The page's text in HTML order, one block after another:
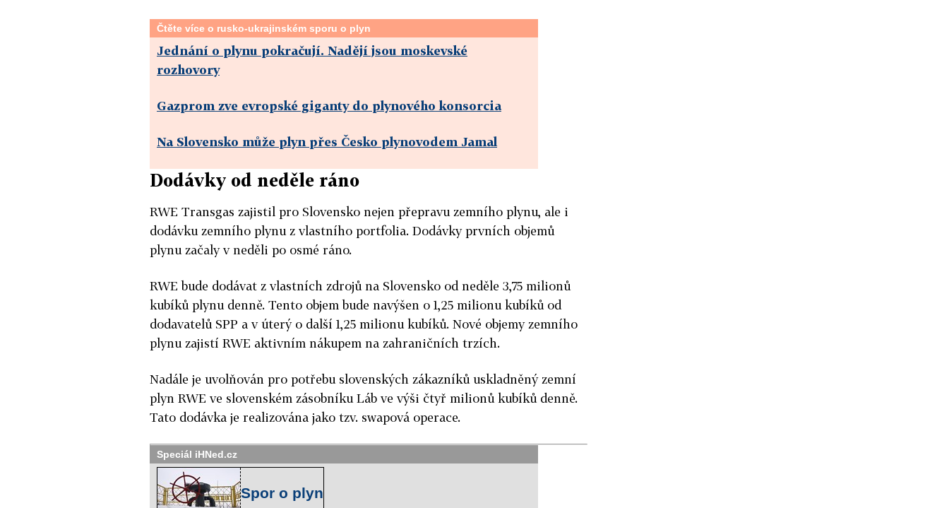
Čtěte více o rusko-ukrajinském sporu o plyn
Jednání o plynu pokračují. Nadějí jsou moskevské
rozhovory
Gazprom zve evropské giganty do plynového konsorcia
Na Slovensko může plyn přes Česko plynovodem Jamal
Dodávky od neděle ráno
RWE Transgas zajistil pro Slovensko nejen přepravu zemního plynu, ale i
dodávku zemního plynu z vlastního portfolia. Dodávky prvních objemů
plynu začaly v neděli po osmé ráno.
RWE bude dodávat z vlastních zdrojů na Slovensko od neděle 3,75 milionů
kubíků plynu denně. Tento objem bude navýšen o 1,25 milionu kubíků od
dodavatelů SPP a v úterý o další 1,25 milionu kubíků. Nové objemy zemního
plynu zajistí RWE aktivním nákupem na zahraničních trzích.
Nadále je uvolňován pro potřebu slovenských zákazníků uskladněný zemní
plyn RWE ve slovenském zásobníku Láb ve výši čtyř milionů kubíků denně.
Tato dodávka je realizována jako tzv. swapová operace.
Speciál iHNed.cz
Spor o plyn